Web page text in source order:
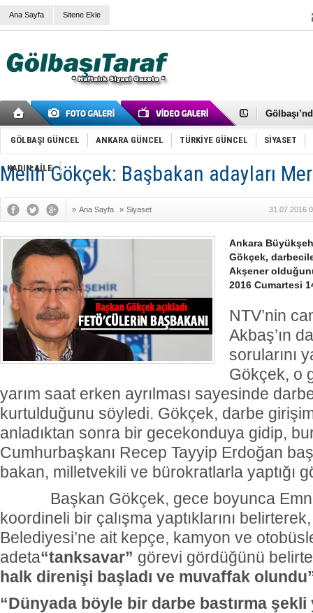
Ana Sayfa Sitene Ekle
Cemal
Samet
FAİZ
OLİMPİK
SÖZ
Mikail
Gölbaşı
İNCEK
GÖLBAŞI GÜNCEL ANKARA GÜNCEL TÜRKİYE GÜNCEL SİYASET
KADIN AİLE
Melih Gökçek: Başbakan adayları
» Ana Sayfa » Siyaset 31.07.2016
Ankara
Gökçek,
Akşener
2016 Cumartesi
NTV’nin
Akbaş’ın
sorularını
Gökçek, o
yarım saat erken ayrılması sayesinde
kurtulduğunu söyledi. Gökçek, darbe
anladıktan sonra bir gecekonduya gidip,
Cumhurbaşkanı Recep Tayyip Erdoğan
bakan, milletvekili ve bürokratlarla yaptığı
Başkan Gökçek, gece boyunca
koordineli bir çalışma yaptıklarını
Belediyesi’ne ait kepçe, kamyon ve
adeta“tanksavar” görevi gördüğünü
halk direnişi başladı ve muvaffak
“Dünyada böyle bir darbe bastırma şekli